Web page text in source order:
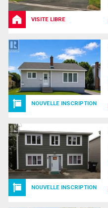
VISITE LIBRE
NOUVELLE INSCRIPTION
NOUVELLE INSCRIPTION